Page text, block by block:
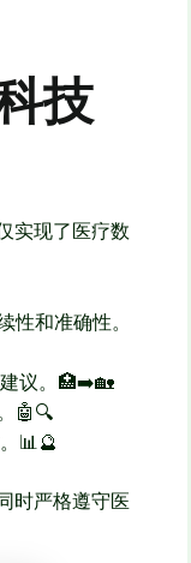
技
实现了医疗数
和准确性。
议。🏥➡️🏡
🤖🔍
📊🔮
时严格遵守医